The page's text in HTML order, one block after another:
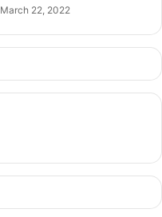
March 22, 2022